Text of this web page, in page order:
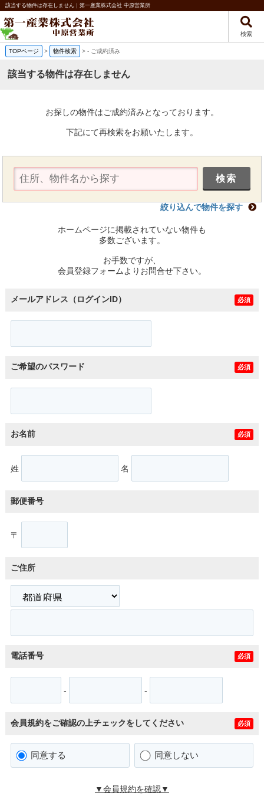
該当する物件は存在しません｜第一産業株式会社 中原営業所
検索
TOPページ > 物件検索 >- ご成約済み
該当する物件は存在しません
お探しの物件はご成約済みとなっております。
下記にて再検索をお願いたします。
絞り込んで物件を探す
ホームページに掲載されていない物件も
多数ございます。
お手数ですが、
会員登録フォームよりお問合せ下さい。
メールアドレス（ログインID） 必須
ご希望のパスワード 必須
お名前 必須
姓 名
郵便番号
〒
ご住所
電話番号 必須
- -
会員規約をご確認の上チェックをしてください 必須
同意する 同意しない
▼会員規約を確認▼